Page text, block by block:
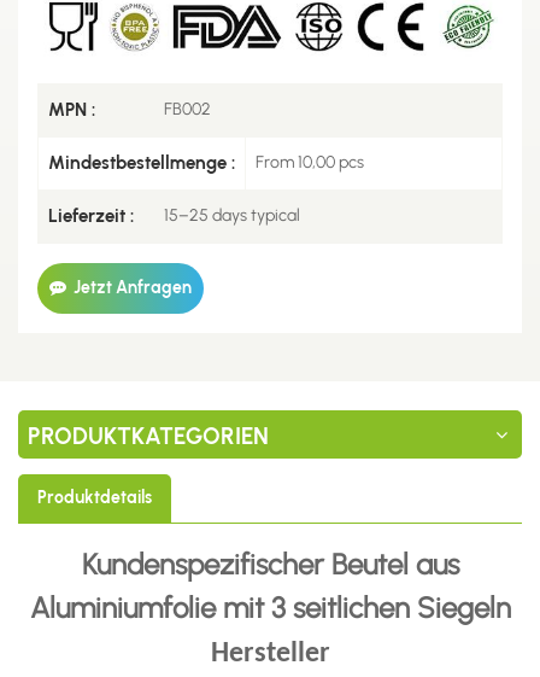
MPN : FB002
Mindestbestellmenge : From 10,00 pcs
Lieferzeit : 15–25 days typical
Jetzt Anfragen
PRODUKTKATEGORIEN
Produktdetails
Kundenspezifischer Beutel aus
Aluminiumfolie mit 3 seitlichen Siegeln
Hersteller